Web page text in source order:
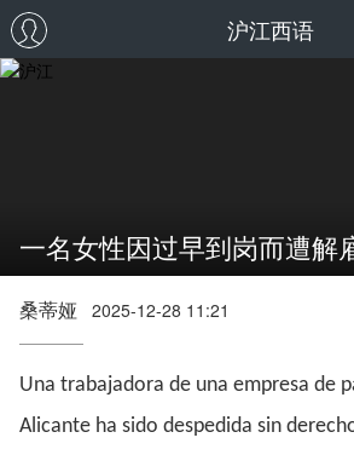
沪江西语
一名女性因过早到岗而遭解
桑蒂娅 2025-12-28 11:21
Una trabajadora de una empresa de
Alicante ha sido despedida sin